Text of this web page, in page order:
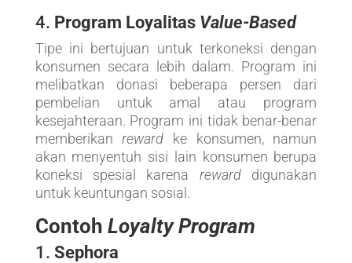
4. Program Loyalitas Value-Based
Tipe ini bertujuan untuk terkoneksi dengan
konsumen secara lebih dalam. Program ini
melibatkan donasi beberapa persen dari
pembelian untuk amal atau program
kesejahteraan. Program ini tidak benar-benar
memberikanreward ke konsumen, namun
akan menyentuh sisi lain konsumen berupa
koneksi spesial karena rewarddigunakan
untuk keuntungan sosial.
Contoh Loyalty Program
1. Sephora